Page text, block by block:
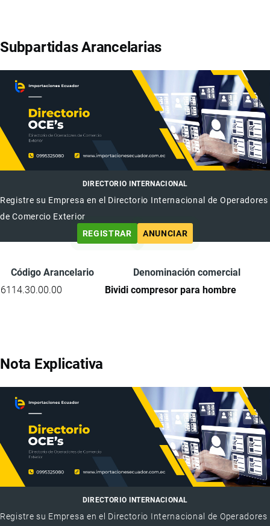
Subpartidas Arancelarias
DIRECTORIO INTERNACIONAL
Registre su Empresa en el Directorio Internacional de Operadores
de Comercio Exterior
REGISTRAR
ANUNCIAR
Código Arancelario
Denominación comercial
6114.30.00.00
Bividi compresor para hombre
Nota Explicativa
DIRECTORIO INTERNACIONAL
Registre su Empresa en el Directorio Internacional de Operadores